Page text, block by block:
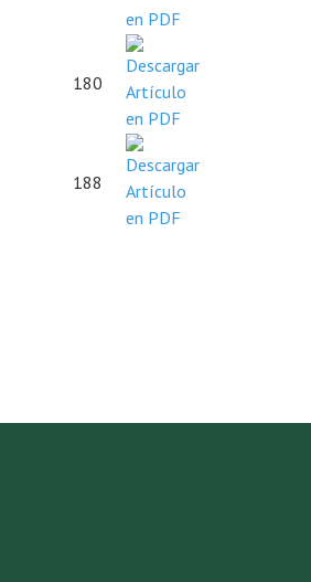
180
188